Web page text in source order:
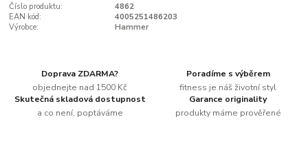
Číslo produktu:
4862
EAN kód:
4005251486203
Výrobce:
Hammer
Doprava ZDARMA?
objednejte nad 1500 Kč
Poradíme s výběrem
fitness je náš životní styl
Skutečná skladová dostupnost
a co není, poptáváme
Garance originality
produkty máme prověřené